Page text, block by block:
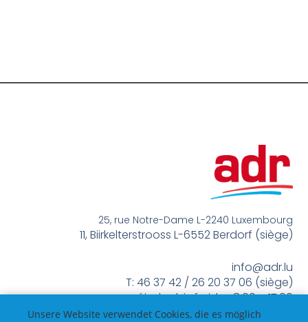
25, rue Notre-Dame L-2240 Luxembourg
11, Biirkelterstrooss L-6552 Berdorf (siège)
info@adr.lu
T: 46 37 42 / 26 20 37 06 (siège)
méindes bis freides 8:00 – 17:00
Unsere Website verwendet Cookies, die es möglich